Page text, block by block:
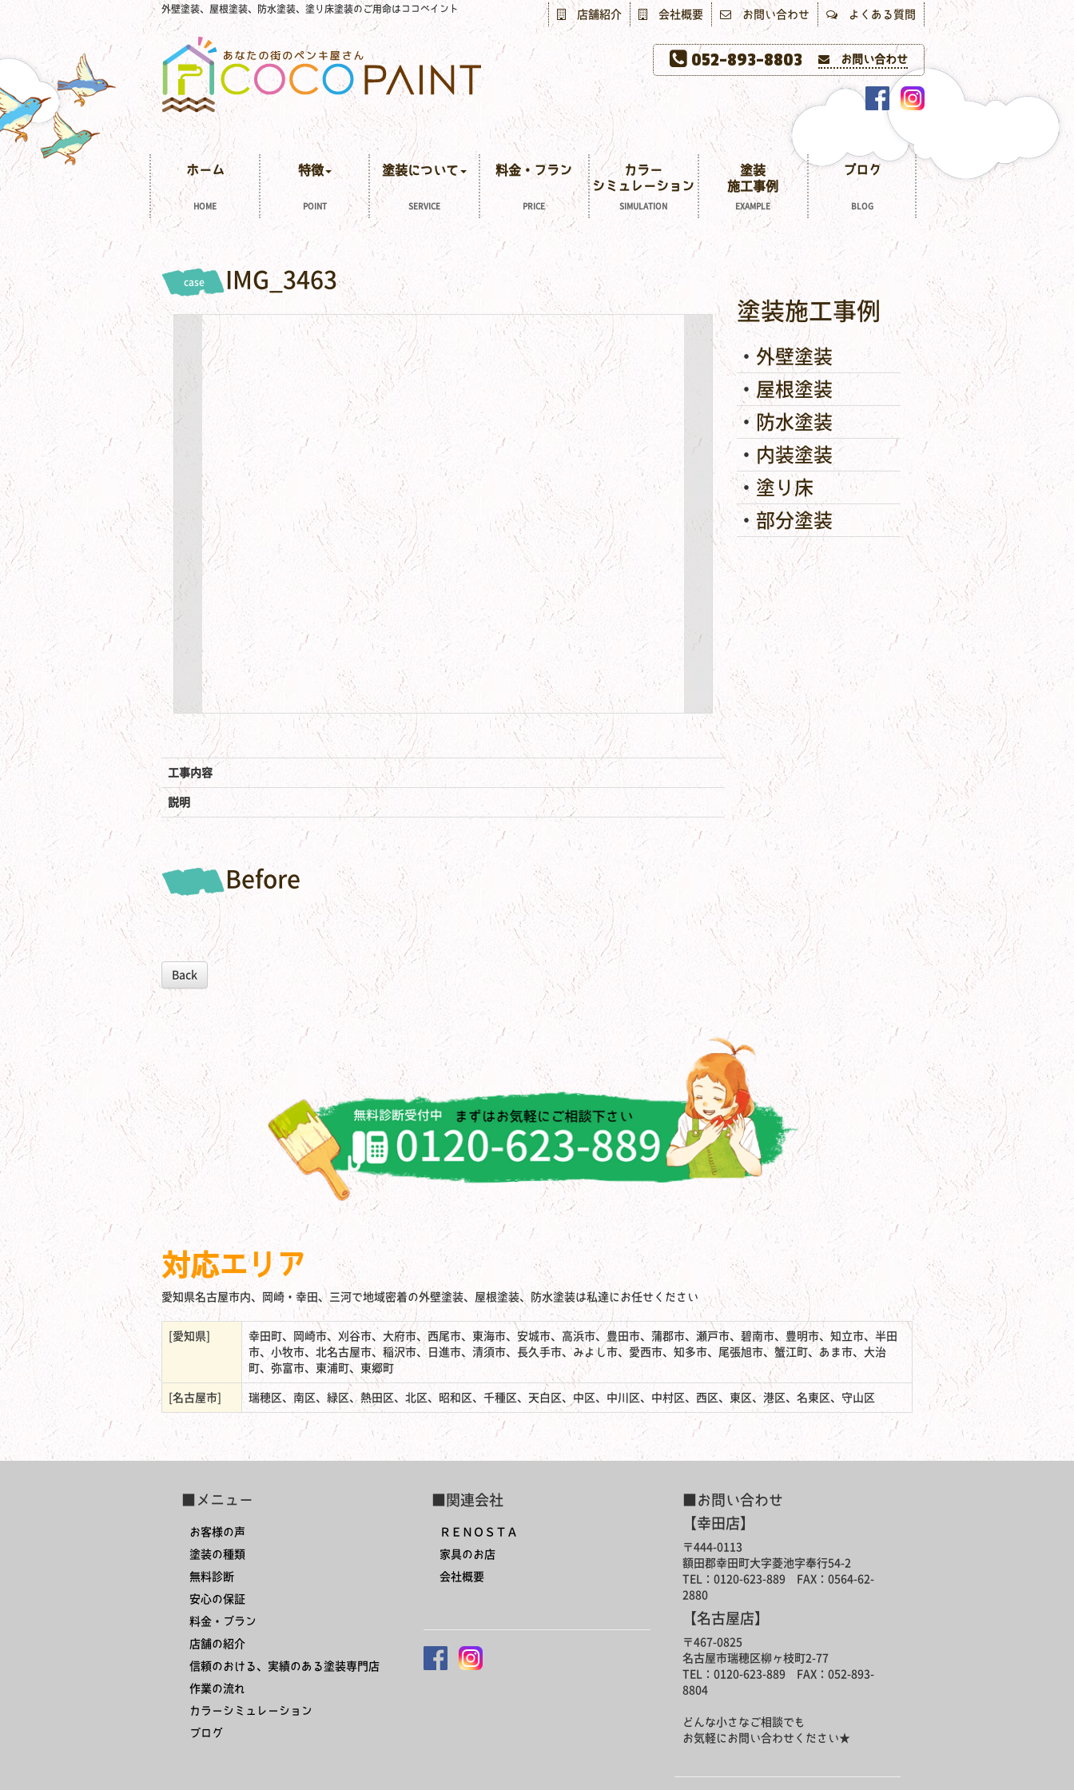
外壁塗装、屋根塗装、防水塗装、塗り床塗装のご用命はココペイント 店舗紹介 会社概要 お問い合わせ よくある質問
052-893-8803 お問い合わせ
HOME
ホーム
POINT
特徴
SERVICE
塗装について
PRICE
料金・プラン
SIMULATION
カラー
シミュレーション
EXAMPLE
塗装
施工事例
BLOG
ブログ
case IMG_3463
工事内容
説明
Before
Back
塗装施工事例
外壁塗装
屋根塗装
防水塗装
内装塗装
塗り床
部分塗装
対応エリア
愛知県名古屋市内、岡崎・幸田、三河で地域密着の外壁塗装、屋根塗装、防水塗装は私達にお任せください
[愛知県]
幸田町、岡崎市、刈谷市、大府市、西尾市、東海市、安城市、高浜市、豊田市、蒲郡市、瀬戸市、碧南市、豊明市、知立市、半田
市、小牧市、北名古屋市、稲沢市、日進市、清須市、長久手市、みよし市、愛西市、知多市、尾張旭市、蟹江町、あま市、大治
町、弥富市、東浦町、東郷町
[名古屋市] 瑞穂区、南区、緑区、熱田区、北区、昭和区、千種区、天白区、中区、中川区、中村区、西区、東区、港区、名東区、守山区
■メニュー
お客様の声
塗装の種類
無料診断
安心の保証
料金・プラン
店舗の紹介
信頼のおける、実績のある塗装専門店
作業の流れ
カラーシミュレーション
ブログ
■関連会社
ＲＥＮＯＳＴＡ
家具のお店
会社概要
■お問い合わせ
【幸田店】
〒444-0113
額田郡幸田町大字菱池字奉行54-2
TEL：0120-623-889 FAX：0564-62-
2880
【名古屋店】
〒467-0825
名古屋市瑞穂区柳ヶ枝町2-77
TEL：0120-623-889 FAX：052-893-
8804
どんな小さなご相談でも
お気軽にお問い合わせください★